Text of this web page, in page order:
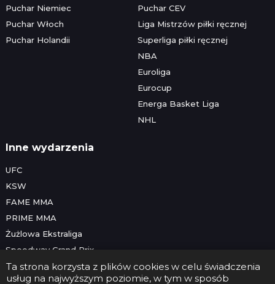
Ta strona korzysta z plików cookies w celu świadczenia
usług na najwyższym poziomie, w tym w sposób
Puchar Niemiec
Puchar Włoch
Puchar Holandii
Puchar CEV
Liga Mistrzów piłki ręcznej
Superliga piłki ręcznej
NBA
Euroliga
Eurocup
Energa Basket Liga
NHL
Inne wydarzenia
UFC
KSW
FAME MMA
PRIME MMA
Żużlowa Ekstraliga
Speedway Grand Prix
Skoki narciarskie